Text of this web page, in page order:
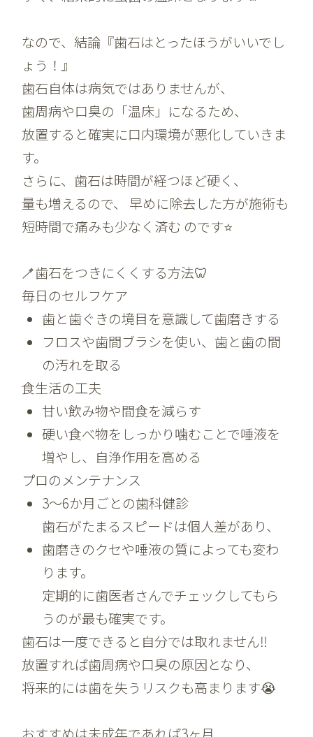
なので、結論『歯石はとったほうがいいでし
ょう！』
歯石自体は病気ではありませんが、
歯周病や口臭の「温床」になるため、
放置すると確実に口内環境が悪化していきま
す。
さらに、歯石は時間が経つほど硬く、
量も増えるので、 早めに除去した方が施術も
短時間で痛みも少なく済む のです⭐️
🪥歯石をつきにくくする方法🦷
毎日のセルフケア
歯と歯ぐきの境目を意識して歯磨きする
フロスや歯間ブラシを使い、歯と歯の間
の汚れを取る
食生活の工夫
甘い飲み物や間食を減らす
硬い食べ物をしっかり噛むことで唾液を
増やし、自浄作用を高める
プロのメンテナンス
3〜6か月ごとの歯科健診
歯石がたまるスピードは個人差があり、
歯磨きのクセや唾液の質によっても変わ
ります。
定期的に歯医者さんでチェックしてもら
うのが最も確実です。
歯石は一度できると自分では取れません‼️
放置すれば歯周病や口臭の原因となり、
将来的には歯を失うリスクも高まります😭